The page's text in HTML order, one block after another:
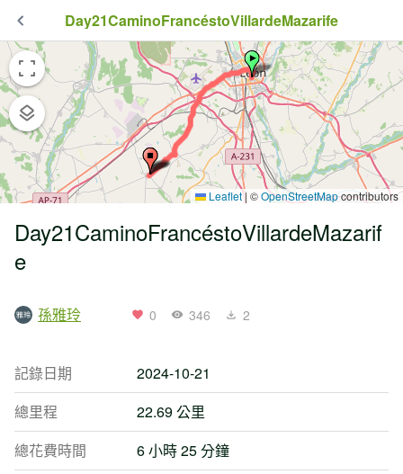
Day21CaminoFrancéstoVillardeMazarife
Leaflet | ©OpenStreetMapcontributors
Day21CaminoFrancéstoVillardeMazarif
e
孫雅玲 0 346 2
記錄日期
2024-10-21
總里程
22.69 公里
總花費時間
6 小時 25 分鐘